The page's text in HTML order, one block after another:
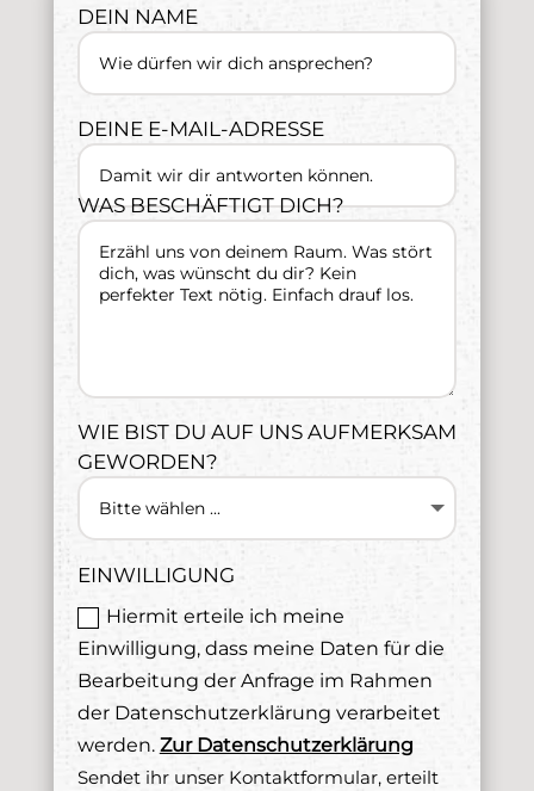
DEIN NAME
DEINE E-MAIL-ADRESSE
WAS BESCHÄFTIGT DICH?
WIE BIST DU AUF UNS AUFMERKSAM
GEWORDEN?
EINWILLIGUNG
Hiermit erteile ich meine
Einwilligung, dass meine Daten für die
Bearbeitung der Anfrage im Rahmen
der Datenschutzerklärung verarbeitet
werden. Zur Datenschutzerklärung
Sendet ihr unser Kontaktformular, erteilt